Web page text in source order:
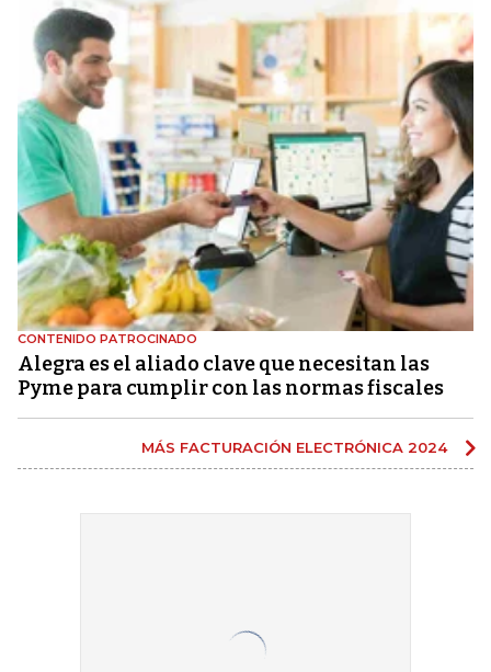
CONTENIDO PATROCINADO
Alegra es el aliado clave que necesitan las
Pyme para cumplir con las normas fiscales
MÁS FACTURACIÓN ELECTRÓNICA 2024